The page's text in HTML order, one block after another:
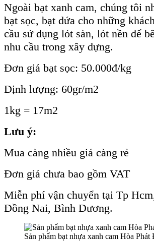
Ngoài bạt xanh cam, chúng tôi
bạt sọc, bạt dứa cho những
cầu sử dụng lót sàn, lót nền để
nhu cầu trong xây dựng.
Đơn giá bạt sọc: 50.000đ/kg
Định lượng: 60gr/m2
1kg = 17m2
Lưu ý:
Mua càng nhiều giá càng rẻ
Đơn giá chưa bao gồm VAT
Miễn phí vận chuyển tại Tp
Đồng Nai, Bình Dương.
Sản phẩm bạt nhựa xanh cam Hòa Phát